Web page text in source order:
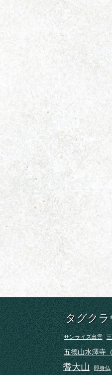
タグクラ
サンライズ出雲
五徳山水澤寺
耆大山 即身仏